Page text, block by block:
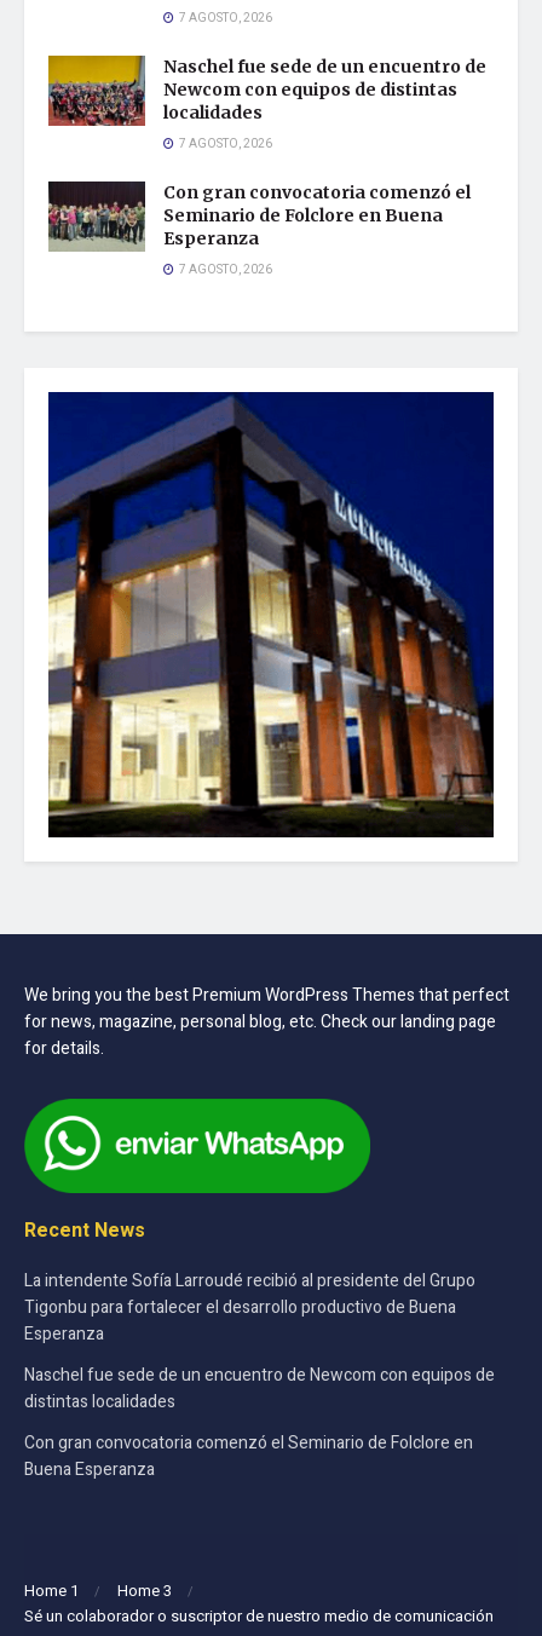
7 AGOSTO, 2026
Naschel fue sede de un encuentro de
Newcom con equipos de distintas
localidades
7 AGOSTO, 2026
Con gran convocatoria comenzó el
Seminario de Folclore en Buena
Esperanza
7 AGOSTO, 2026
We bring you the best Premium WordPress Themes that perfect
for news, magazine, personal blog, etc. Check our landing page
for details.
Recent News
La intendente Sofía Larroudé recibió al presidente del Grupo
Tigonbu para fortalecer el desarrollo productivo de Buena
Esperanza
Naschel fue sede de un encuentro de Newcom con equipos de
distintas localidades
Con gran convocatoria comenzó el Seminario de Folclore en
Buena Esperanza
Home 1
Home 3
Sé un colaborador o suscriptor de nuestro medio de comunicación